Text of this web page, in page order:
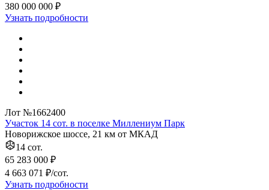
380 000 000 ₽
Узнать подробности
Лот №1662400
Участок 14 сот. в поселке Миллениум Парк
Новорижское шоссе, 21 км от МКАД
14 сот.
65 283 000 ₽
4 663 071 ₽/сот.
Узнать подробности